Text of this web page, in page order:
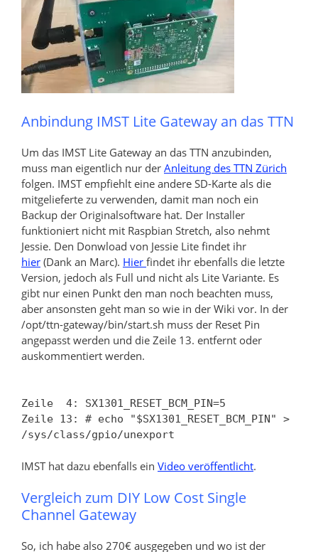
Anbindung IMST Lite Gateway an das TTN
Um das IMST Lite Gateway an das TTN anzubinden,
muss man eigentlich nur der Anleitung des TTN Zürich
folgen. IMST empfiehlt eine andere SD-Karte als die
mitgelieferte zu verwenden, damit man noch ein
Backup der Originalsoftware hat. Der Installer
funktioniert nicht mit Raspbian Stretch, also nehmt
Jessie. Den Donwload von Jessie Lite findet ihr
hier (Dank an Marc). Hier findet ihr ebenfalls die letzte
Version, jedoch als Full und nicht als Lite Variante. Es
gibt nur einen Punkt den man noch beachten muss,
aber ansonsten geht man so wie in der Wiki vor. In der
/opt/ttn-gateway/bin/start.sh muss der Reset Pin
angepasst werden und die Zeile 13. entfernt oder
auskommentiert werden.
Zeile 4: SX1301_RESET_BCM_PIN=5
Zeile 13: # echo "$SX1301_RESET_BCM_PIN" >
/sys/class/gpio/unexport
IMST hat dazu ebenfalls ein Video veröffentlicht.
Vergleich zum DIY Low Cost Single
Channel Gateway
So, ich habe also 270€ ausgegeben und wo ist der